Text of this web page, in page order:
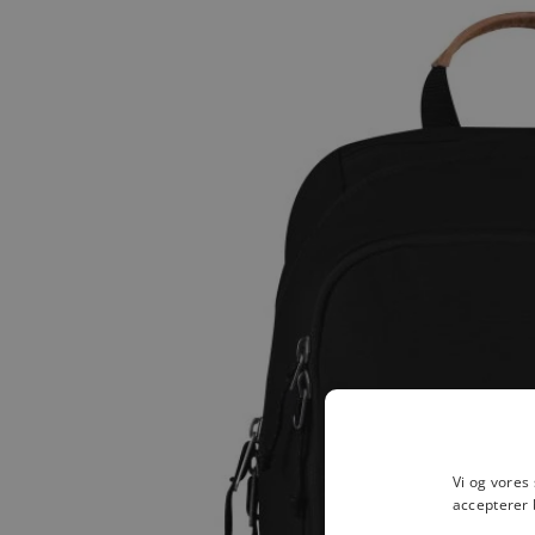
Vi og
accepterer